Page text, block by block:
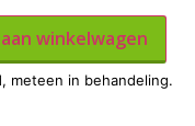
winkelwagen